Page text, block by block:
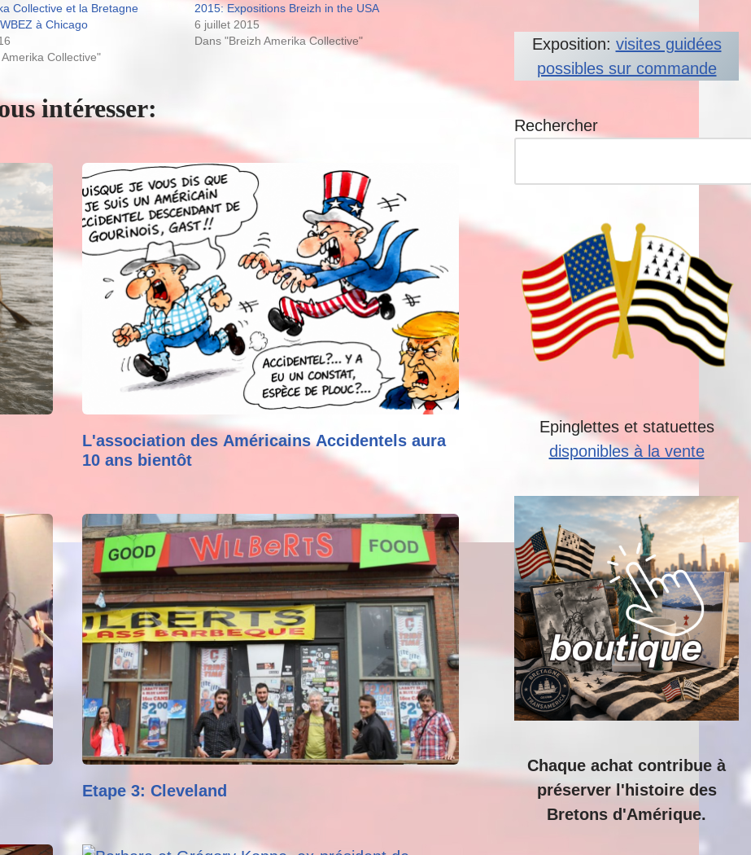
Collective et la Bretagne
à Chicago
Collective"
2015: Expositions Breizh in the USA
6 juillet 2015
Dans "Breizh Amerika Collective"
intéresser:
L'association des Américains Accidentels aura
10 ans bientôt
Etape 3: Cleveland
Exposition: visites guidées
possibles sur commande
Rechercher
Epinglettes et statuettes
disponibles à la vente
Chaque achat contribue à
préserver l'histoire des
Bretons d'Amérique.